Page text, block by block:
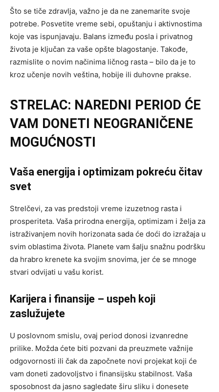
Što se tiče zdravlja, važno je da ne zanemarite svoje
potrebe. Posvetite vreme sebi, opuštanju i aktivnostima
koje vas ispunjavaju. Balans između posla i privatnog
života je ključan za vaše opšte blagostanje. Takođe,
razmislite o novim načinima ličnog rasta – bilo da je to
kroz učenje novih veština, hobije ili duhovne prakse.
STRELAC: NAREDNI PERIOD ĆE
VAM DONETI NEOGRANIČENE
MOGUĆNOSTI
Vaša energija i optimizam pokreću čitav
svet
Strelčevi, za vas predstoji vreme izuzetnog rasta i
prosperiteta. Vaša prirodna energija, optimizam i želja za
istraživanjem novih horizonata sada će doći do izražaja u
svim oblastima života. Planete vam šalju snažnu podršku
da hrabro krenete ka svojim snovima, jer će se mnoge
stvari odvijati u vašu korist.
Karijera i finansije – uspeh koji
zaslužujete
U poslovnom smislu, ovaj period donosi izvanredne
prilike. Možda ćete biti pozvani da preuzmete važnije
odgovornosti ili čak da započnete novi projekat koji će
vam doneti zadovoljstvo i finansijsku stabilnost. Vaša
sposobnost da jasno sagledate širu sliku i donesete